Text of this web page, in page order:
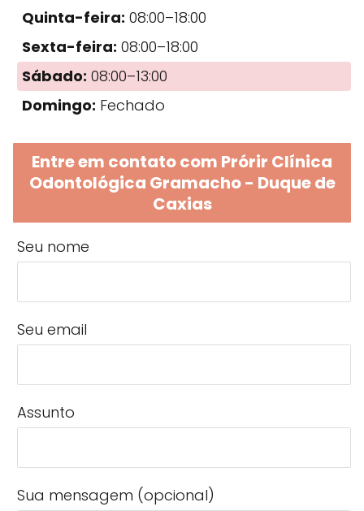
Quinta-feira: 08:00–18:00
Sexta-feira: 08:00–18:00
Sábado: 08:00–13:00
Domingo: Fechado
Entre em contato com Prórir Clínica
Odontológica Gramacho - Duque de
Caxias
Seu nome
Seu email
Assunto
Sua mensagem (opcional)